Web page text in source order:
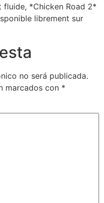
*Chicken Road 2*
librement sur
no será publicada.
marcados con *